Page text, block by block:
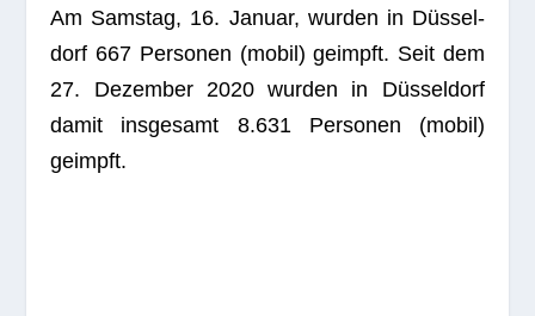
Am Sams­tag, 16. Januar, wur­den in Düs­sel­
dorf 667 Per­so­nen (mobil) geimpft. Seit dem
27. Dezem­ber 2020 wur­den in Düs­sel­dorf
damit ins­ge­samt 8.631 Per­so­nen (mobil)
geimpft.